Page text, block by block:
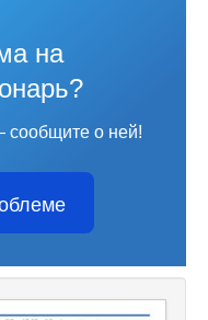
на
сообщите о ней!